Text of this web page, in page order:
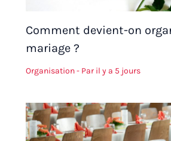
Comment devient-on
mariage ?
Organisation- Par il y a 5 jours